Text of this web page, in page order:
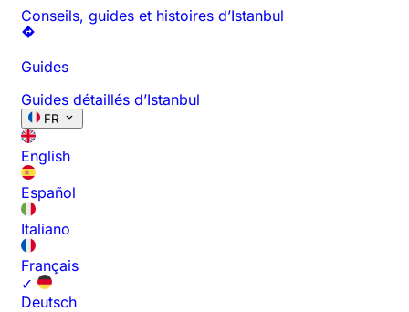
Conseils, guides et histoires d’Istanbul
Guides
Guides détaillés d’Istanbul
FR
English
Español
Italiano
Français
✓
Deutsch